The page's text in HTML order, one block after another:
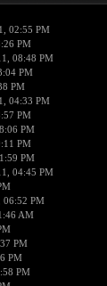
02:55 PM
PM
08:48 PM
PM
PM
04:33 PM
PM
PM
PM
PM
04:45 PM
PM
AM
PM
PM
PM